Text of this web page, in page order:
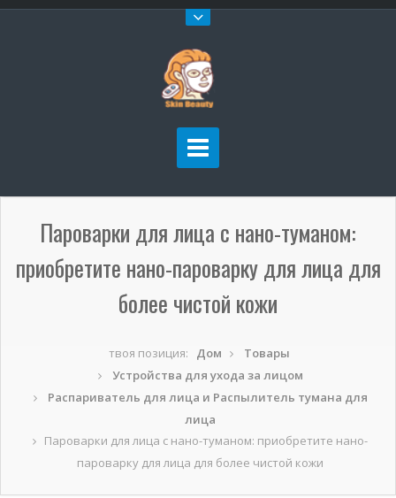
Пароварки для лица с нано-туманом:
приобретите нано-пароварку для лица для
более чистой кожи
твоя позиция: Дом
Товары
Устройства для ухода за лицом
Распариватель для лица и Распылитель тумана для
лица
Пароварки для лица с нано-туманом: приобретите нано-
пароварку для лица для более чистой кожи